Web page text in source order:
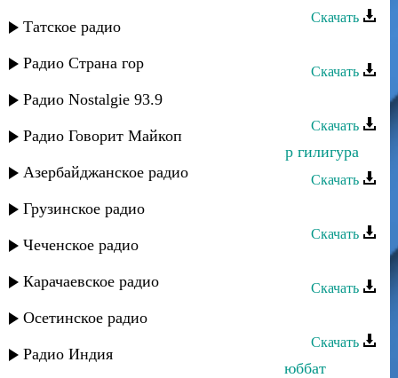
Татское радио
Радио Страна гор
Радио Nostalgie 93.9
Радио Говорит Майкоп
Азербайджанское радио
Грузинское радио
Чеченское радио
Карачаевское радио
Осетинское радио
Радио Индия
Скачать
Скачать
Эльвира Ахмедханова - Йиз талаб
Скачать
Эльвира Ахмедханова - Йиз ккунир гилигура
Скачать
Эльвира Ахмедханова - Дадайиз
Скачать
Скачать
Нарын-Кала - Эльвира
Скачать
Эльвира Ахмедханова - Балин мухюббат